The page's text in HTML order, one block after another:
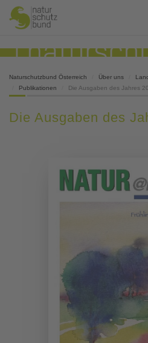
Naturschutzbund Österreich Über uns
Publikationen
Die Ausgaben des Jahres
Die Ausgaben des